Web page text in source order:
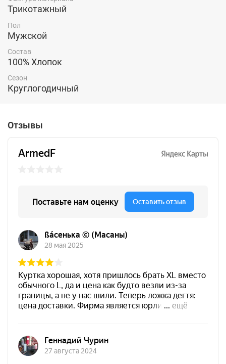
Трикотажный
Пол
Мужской
Состав
100% Хлопок
Сезон
Круглогодичный
Отзывы